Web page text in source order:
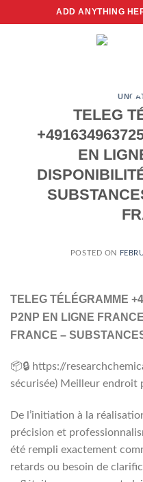
to
ADD ANYTHING
TELEG
EN
POSTED ON
TELEG TÉLÉGRAMME
P2NP EN LIGNE
FRANCE –
📦🔒 https://
sécurisée) Meilleur endroit
De l’initiation à la
précision et
été rempli exactement
retards ou besoin de